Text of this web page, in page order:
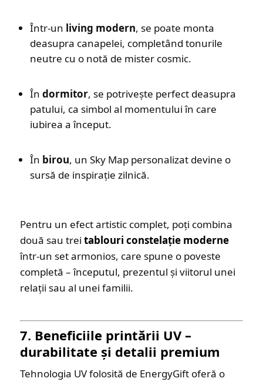
Într-un living modern, se poate monta
deasupra canapelei, completând tonurile
neutre cu o notă de mister cosmic.
În dormitor, se potrivește perfect deasupra
patului, ca simbol al momentului în care
iubirea a început.
În birou, un Sky Map personalizat devine o
sursă de inspirație zilnică.
Pentru un efect artistic complet, poți combina
două sau trei tablouri constelație moderne
într-un set armonios, care spune o poveste
completă – începutul, prezentul și viitorul unei
relații sau al unei familii.
7. Beneficiile printării UV –
durabilitate și detalii premium
Tehnologia UV folosită de EnergyGift oferă o